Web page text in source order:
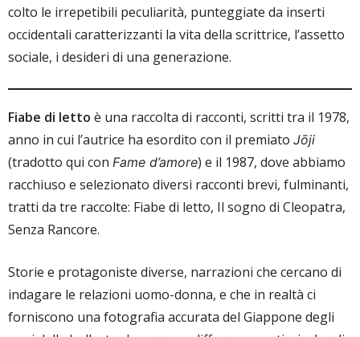
colto le irrepetibili peculiarità, punteggiate da inserti
occidentali caratterizzanti la vita della scrittrice, l’assetto
sociale, i desideri di una generazione.
Fiabe di letto è una raccolta di racconti, scritti tra il 1978,
anno in cui l’autrice ha esordito con il premiato Jōji
(tradotto qui con Fame d’amore) e il 1987, dove abbiamo
racchiuso e selezionato diversi racconti brevi, fulminanti,
tratti da tre raccolte: Fiabe di letto, Il sogno di Cleopatra,
Senza Rancore.
Storie e protagoniste diverse, narrazioni che cercano di
indagare le relazioni uomo-donna, e che in realtà ci
forniscono una fotografia accurata del Giappone degli